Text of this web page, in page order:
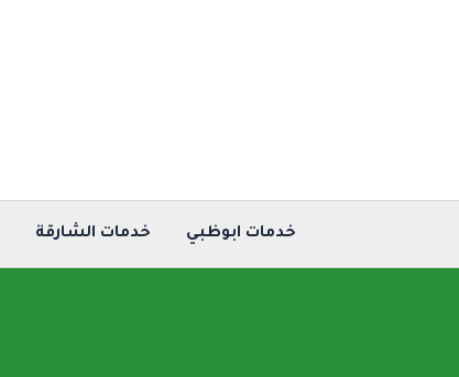
خدمات ابوظبي خدمات الشارقة